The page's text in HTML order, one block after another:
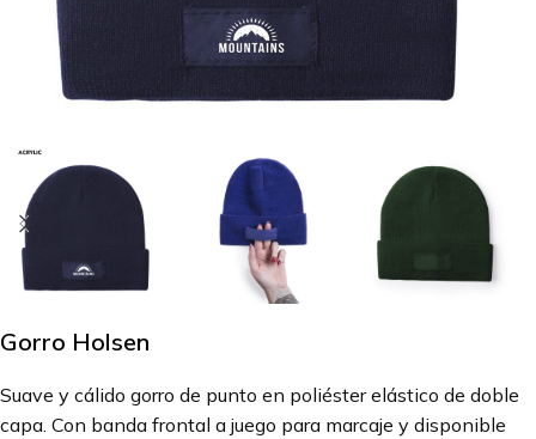
Gorro Holsen
Suave y cálido gorro de punto en poliéster elástico de doble
capa. Con banda frontal a juego para marcaje y disponible